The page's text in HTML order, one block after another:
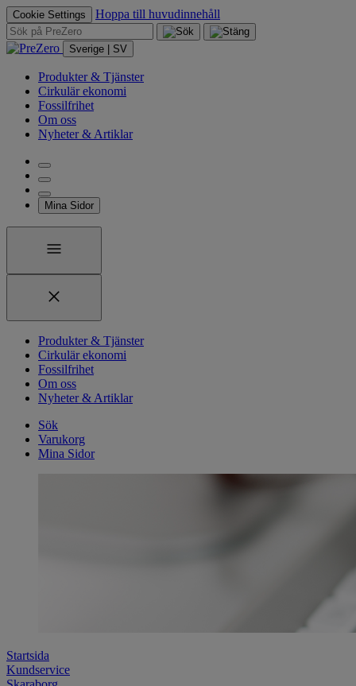
Cookie Settings Hoppa till huvudinnehåll
Sverige | SV
Produkter & Tjänster
Cirkulär ekonomi
Fossilfrihet
Om oss
Nyheter & Artiklar
Mina Sidor
Produkter & Tjänster
Cirkulär ekonomi
Fossilfrihet
Om oss
Nyheter & Artiklar
Sök
Varukorg
Mina Sidor
Startsida
Kundservice